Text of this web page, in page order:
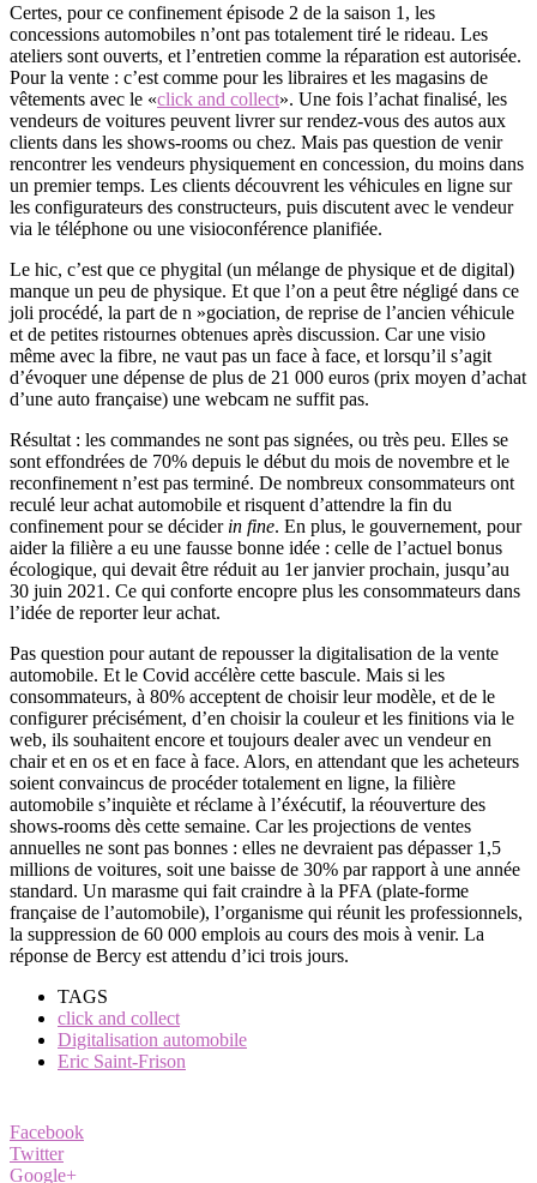
Certes, pour ce confinement épisode 2 de la saison 1, les
concessions automobiles n’ont pas totalement tiré le rideau. Les
ateliers sont ouverts, et l’entretien comme la réparation est autorisée.
Pour la vente : c’est comme pour les libraires et les magasins de
vêtements avec le «click and collect». Une fois l’achat finalisé, les
vendeurs de voitures peuvent livrer sur rendez-vous des autos aux
clients dans les shows-rooms ou chez. Mais pas question de venir
rencontrer les vendeurs physiquement en concession, du moins dans
un premier temps. Les clients découvrent les véhicules en ligne sur
les configurateurs des constructeurs, puis discutent avec le vendeur
via le téléphone ou une visioconférence planifiée.
Le hic, c’est que ce phygital (un mélange de physique et de digital)
manque un peu de physique. Et que l’on a peut être négligé dans ce
joli procédé, la part de n »gociation, de reprise de l’ancien véhicule
et de petites ristournes obtenues après discussion. Car une visio
même avec la fibre, ne vaut pas un face à face, et lorsqu’il s’agit
d’évoquer une dépense de plus de 21 000 euros (prix moyen d’achat
d’une auto française) une webcam ne suffit pas.
Résultat : les commandes ne sont pas signées, ou très peu. Elles se
sont effondrées de 70% depuis le début du mois de novembre et le
reconfinement n’est pas terminé. De nombreux consommateurs ont
reculé leur achat automobile et risquent d’attendre la fin du
confinement pour se décider in fine. En plus, le gouvernement, pour
aider la filière a eu une fausse bonne idée : celle de l’actuel bonus
écologique, qui devait être réduit au 1er janvier prochain, jusqu’au
30 juin 2021. Ce qui conforte encopre plus les consommateurs dans
l’idée de reporter leur achat.
Pas question pour autant de repousser la digitalisation de la vente
automobile. Et le Covid accélère cette bascule. Mais si les
consommateurs, à 80% acceptent de choisir leur modèle, et de le
configurer précisément, d’en choisir la couleur et les finitions via le
web, ils souhaitent encore et toujours dealer avec un vendeur en
chair et en os et en face à face. Alors, en attendant que les acheteurs
soient convaincus de procéder totalement en ligne, la filière
automobile s’inquiète et réclame à l’éxécutif, la réouverture des
shows-rooms dès cette semaine. Car les projections de ventes
annuelles ne sont pas bonnes : elles ne devraient pas dépasser 1,5
millions de voitures, soit une baisse de 30% par rapport à une année
standard. Un marasme qui fait craindre à la PFA (plate-forme
française de l’automobile), l’organisme qui réunit les professionnels,
la suppression de 60 000 emplois au cours des mois à venir. La
réponse de Bercy est attendu d’ici trois jours.
TAGS
click and collect
Digitalisation automobile
Eric Saint-Frison
Facebook
Twitter
Google+